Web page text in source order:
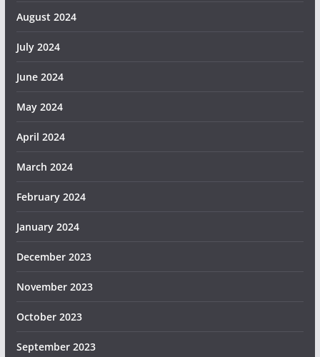
August 2024
July 2024
June 2024
May 2024
April 2024
March 2024
February 2024
January 2024
December 2023
November 2023
October 2023
September 2023